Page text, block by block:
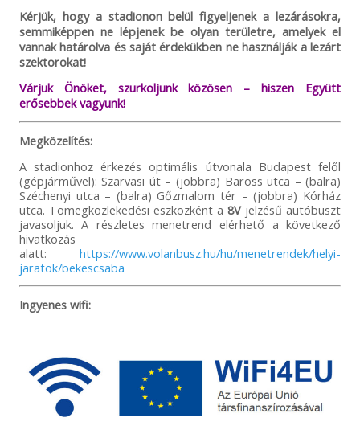
Kérjük, hogy a stadionon belül figyeljenek a lezárásokra,
semmiképpen ne lépjenek be olyan területre, amelyek el
vannak határolva és saját érdekükben ne használják a lezárt
szektorokat!
Várjuk Önöket, szurkoljunk közösen – hiszen Együtt
erősebbek vagyunk!
Megközelítés:
A stadionhoz érkezés optimális útvonala Budapest felől
(gépjárművel): Szarvasi út – (jobbra) Baross utca – (balra)
Széchenyi utca – (balra) Gőzmalom tér – (jobbra) Kórház
utca. Tömegközlekedési eszközként a 8V jelzésű autóbuszt
javasoljuk. A részletes menetrend elérhető a következő
hivatkozás
alatt:https://www.volanbusz.hu/hu/menetrendek/helyi-
jaratok/bekescsaba
Ingyenes wifi: